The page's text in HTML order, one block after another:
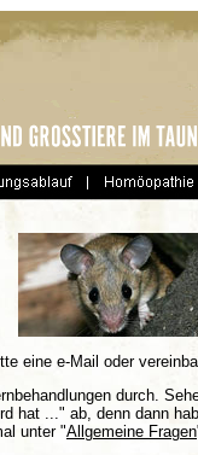
eine e-Mail oder
durch.
hat ..." ab, denn dann
unter "Allgemeine Fragen